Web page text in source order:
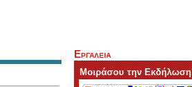
Εργαλεια
Μοιράσου την Εκδήλωση